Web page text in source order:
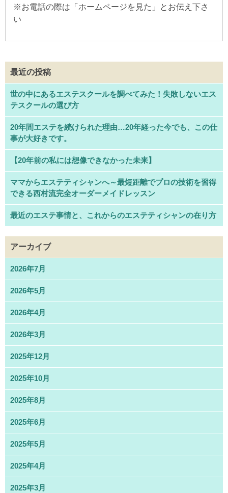
※お電話の際は「ホームページを見た」とお伝え下さ
い
最近の投稿
世の中にあるエステスクールを調べてみた！失敗しないエス
テスクールの選び方
20年間エステを続けられた理由…20年経った今でも、この仕
事が大好きです。
【20年前の私には想像できなかった未来】
ママからエステティシャンへ～最短距離でプロの技術を習得
できる西村流完全オーダーメイドレッスン
最近のエステ事情と、これからのエステティシャンの在り方
アーカイブ
2026年7月
2026年5月
2026年4月
2026年3月
2025年12月
2025年10月
2025年8月
2025年6月
2025年5月
2025年4月
2025年3月